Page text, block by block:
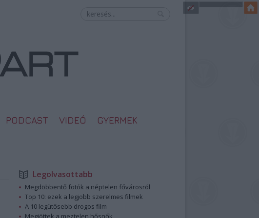
PODCAST VIDEÓ GYERMEK
Legolvasottabb
Megdöbbentő fotók a néptelen fővárosról
Top 10: ezek a legjobb szerelmes filmek
A 10 legütősebb drogos film
Megjöttek a meztelen hősnők